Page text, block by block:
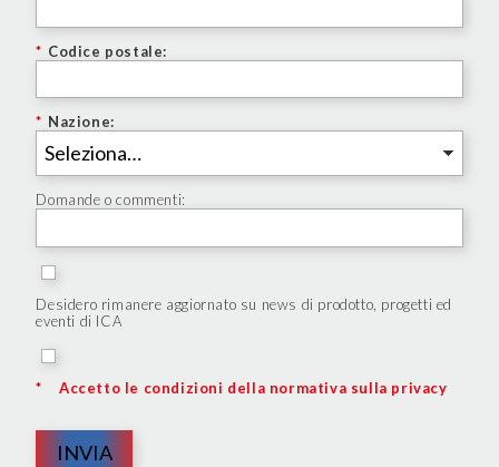
* Codice postale:
* Nazione:
Domande o commenti:
Desidero rimanere aggiornato su news di prodotto, progetti ed
eventi di ICA
* Accetto le condizioni della normativa sulla privacy
INVIA